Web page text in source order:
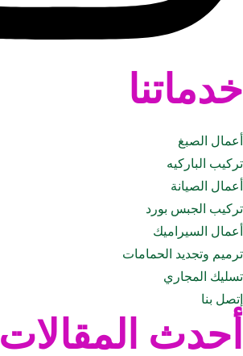
خدماتنا
أعمال الصبغ
تركيب الباركيه
أعمال الصيانة
تركيب الجبس بورد
أعمال السيراميك
ترميم وتجديد الحمامات
تسليك المجاري
إتصل بنا
أحدث المقالات